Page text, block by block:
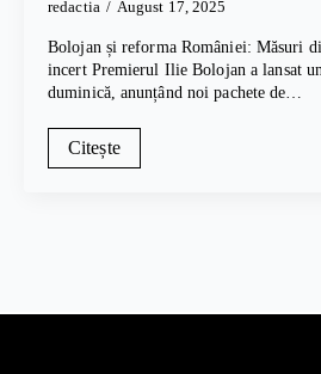
redactia August 17, 2025
Bolojan și reforma României: Măsuri
incert Premierul Ilie Bolojan a lansat
duminică, anunțând noi pachete de…
Citește